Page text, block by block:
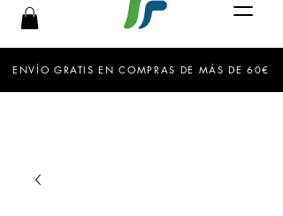
ENVÍO GRATIS EN COMPRAS DE MÁS DE 60€